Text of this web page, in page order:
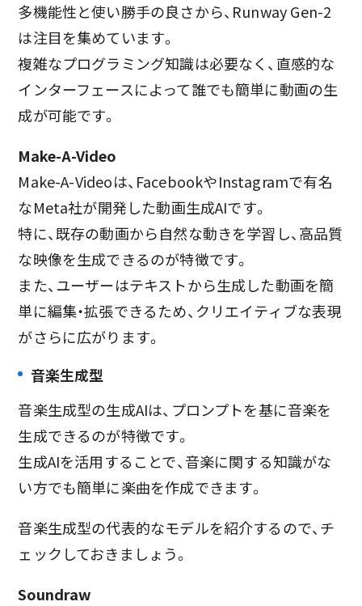
多機能性と使い勝手の良さから、Runway Gen-2
は注目を集めています。
複雑なプログラミング知識は必要なく、直感的な
インターフェースによって誰でも簡単に動画の生
成が可能です。
Make-A-Video
Make-A-Videoは、FacebookやInstagramで有名
なMeta社が開発した動画生成AIです。
特に、既存の動画から自然な動きを学習し、高品質
な映像を生成できるのが特徴です。
また、ユーザーはテキストから生成した動画を簡
単に編集・拡張できるため、クリエイティブな表現
がさらに広がります。
音楽生成型
音楽生成型の生成AIは、プロンプトを基に音楽を
生成できるのが特徴です。
生成AIを活用することで、音楽に関する知識がな
い方でも簡単に楽曲を作成できます。
音楽生成型の代表的なモデルを紹介するので、チ
ェックしておきましょう。
Soundraw